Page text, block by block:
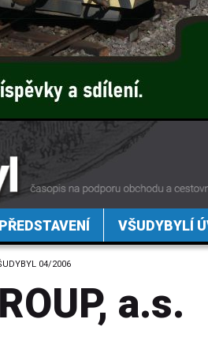
PŘEDSTAVENÍ VŠUDYBYLÍ
04/2006
a.s.